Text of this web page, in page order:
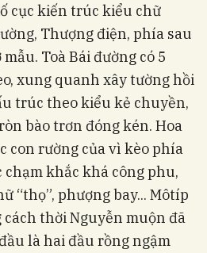
cục kiến trúc kiểu chữ
Thượng điện, phía sau
Toà Bái đường có 5
xung quanh xây tường hồi
trúc theo kiểu kẻ chuyền,
bào trơn đóng kén. Hoa
con rường của vì kèo phía
khắc khá công phu,
“thọ”, phượng bay... Môtíp
thời Nguyễn muộn đã
là hai đầu rồng ngậm